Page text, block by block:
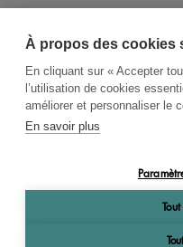
À propos des cookies
En cliquant sur « Accepter
l’utilisation de cookies
améliorer et personnaliser le
En savoir plus